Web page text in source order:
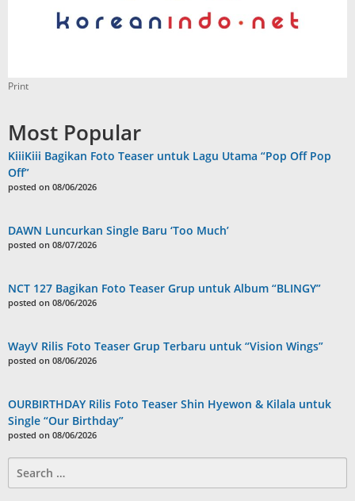
Print
Most Popular
KiiiKiii Bagikan Foto Teaser untuk Lagu Utama “Pop Off Pop
Off”
posted on 08/06/2026
DAWN Luncurkan Single Baru ‘Too Much’
posted on 08/07/2026
NCT 127 Bagikan Foto Teaser Grup untuk Album “BLINGY”
posted on 08/06/2026
WayV Rilis Foto Teaser Grup Terbaru untuk “Vision Wings”
posted on 08/06/2026
OURBIRTHDAY Rilis Foto Teaser Shin Hyewon & Kilala untuk
Single “Our Birthday”
posted on 08/06/2026
for: